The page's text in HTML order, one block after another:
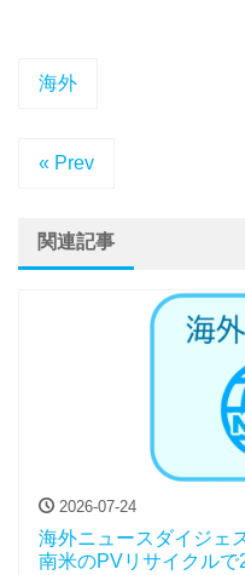
海外
« Prev
関連記事
2026-07-24
海外ニュースダイジェ
南米のPVリサイクル